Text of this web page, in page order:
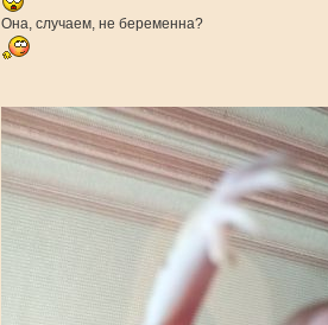
Она, случаем, не беременна?